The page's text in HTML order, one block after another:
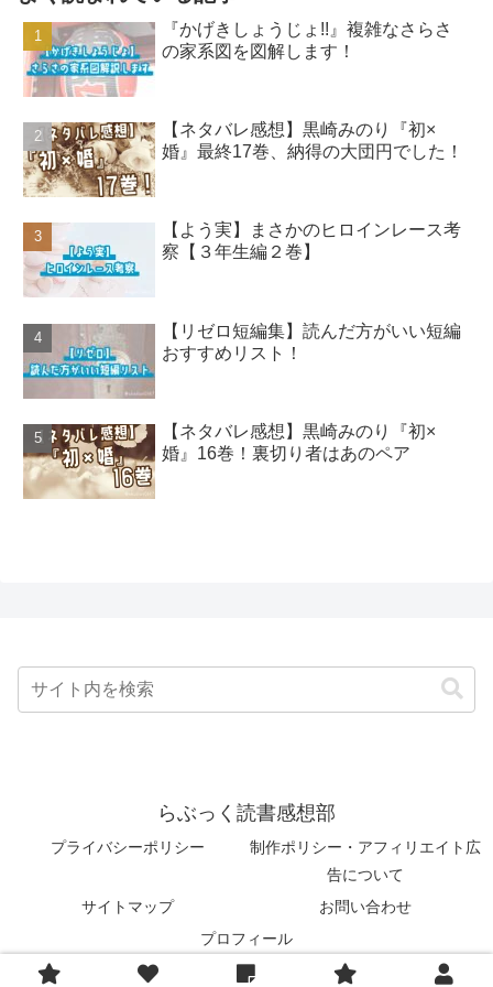
『かげきしょうじょ!!』複雑なさらさ
の家系図を図解します！
【ネタバレ感想】黒崎みのり『初×
婚』最終17巻、納得の大団円でした！
【よう実】まさかのヒロインレース考
察【３年生編２巻】
【リゼロ短編集】読んだ方がいい短編
おすすめリスト！
【ネタバレ感想】黒崎みのり『初×
婚』16巻！裏切り者はあのペア
らぶっく読書感想部
プライバシーポリシー
制作ポリシー・アフィリエイト広
告について
サイトマップ
お問い合わせ
プロフィール
© 2022-2026 らぶっく読書感想部.